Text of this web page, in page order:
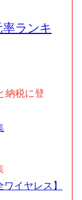
ランキ
納税に登
イヤレス】